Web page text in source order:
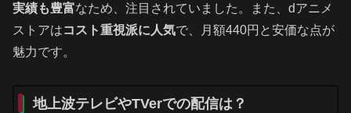
実績も豊富なため、注目されていました。また、dアニメ
ストアはコスト重視派に人気で、月額440円と安価な点が
魅力です。
地上波テレビやTVerでの配信は？